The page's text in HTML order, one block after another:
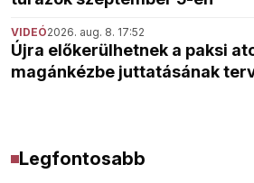
VIDEÓ2026. aug. 8. 17:52
Újra előkerülhetnek a paksi
magánkézbe juttatásának
Legfontosabb